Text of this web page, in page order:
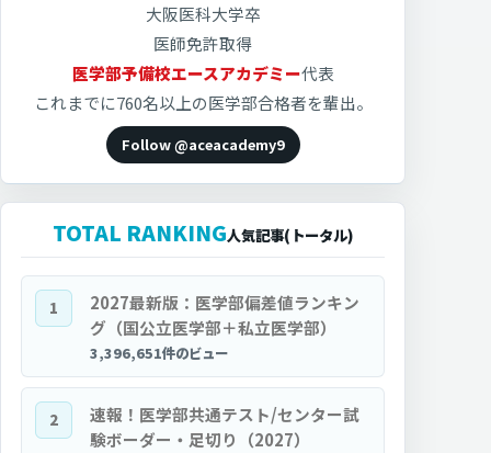
大阪医科大学卒
医師免許取得
医学部予備校エースアカデミー代表
これまでに760名以上の医学部合格者を輩出。
Follow @aceacademy9
TOTAL RANKING人気記事(トータル)
1
2027最新版：医学部偏差値ランキン
グ（国公立医学部＋私立医学部）
3,396,651件のビュー
2
速報！医学部共通テスト/センター試
験ボーダー・足切り（2027）